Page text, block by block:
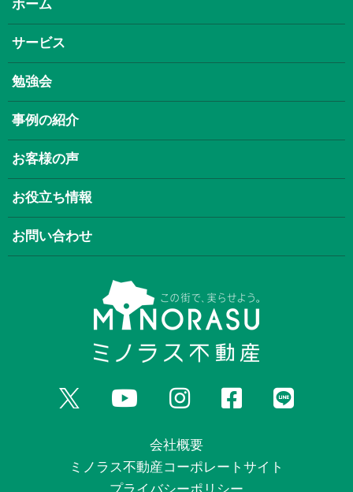
ホーム
サービス
勉強会
事例の紹介
お客様の声
お役立ち情報
お問い合わせ
会社概要
ミノラス不動産コーポレートサイト
プライバシーポリシー